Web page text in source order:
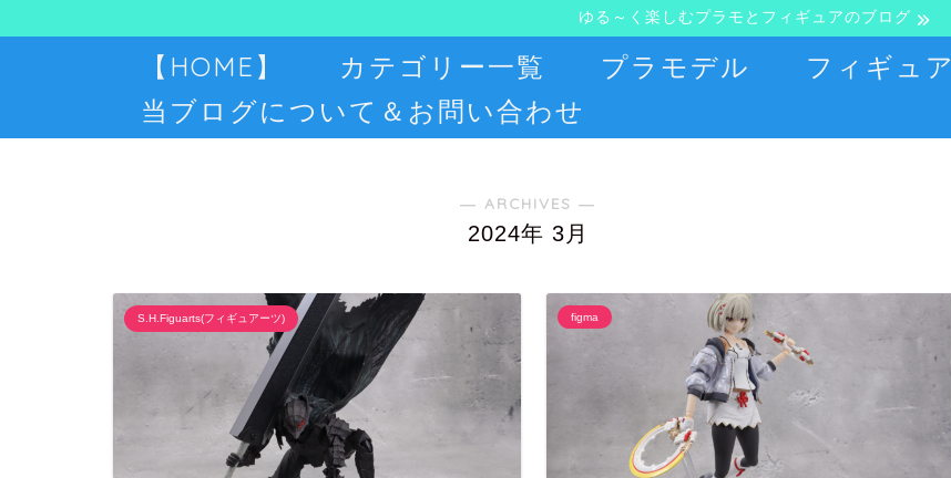
ゆる～く楽しむプラモとフィギュアのブログ
【HOME】 カテゴリー一覧 プラモデル フィギュア
当ブログについて＆お問い合わせ
― ARCHIVES ―
2024年 3月
S.H.Figuarts(フィギュアーツ) figma